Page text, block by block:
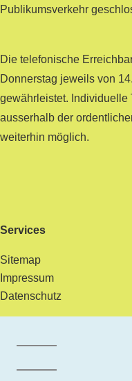
Publikumsverkehr
Die telefonische
Donnerstag jeweils von
gewährleistet. Individuelle
ausserhalb der
weiterhin möglich.
Services
Sitemap
Impressum
Datenschutz